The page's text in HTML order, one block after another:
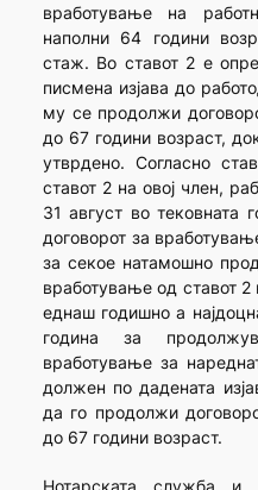
вработување на
наполни 64 години
стаж. Во ставот 2 е
писмена изјава до
му се продолжи
до 67 години возраст,
утврдено. Согласно
ставот 2 на овој член,
31 август во тековната
договорот за
за секое натамошно
вработување од ставот 2
еднаш годишно а
година за
вработување за
должен по дадената
да го продолжи
до 67 години возраст.